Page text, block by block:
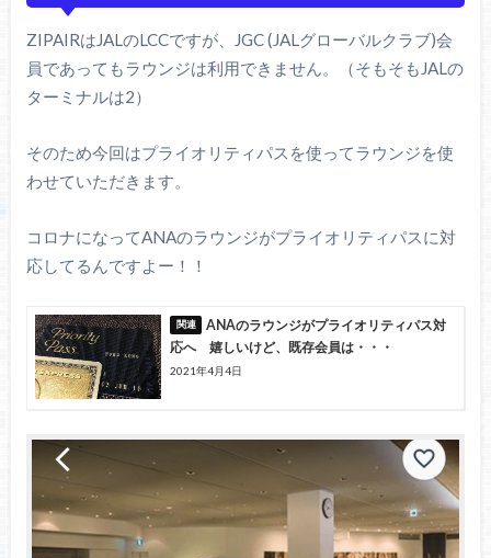
ZIPAIRはJALのLCCですが、JGC (JALグローバルクラブ)会
員であってもラウンジは利用できません。（そもそもJALの
ターミナルは2）
そのため今回はプライオリティパスを使ってラウンジを使
わせていただきます。
コロナになってANAのラウンジがプライオリティパスに対
応してるんですよー！！
ANAのラウンジがプライオリティパス対
応へ 嬉しいけど、既存会員は・・・
2021年4月4日